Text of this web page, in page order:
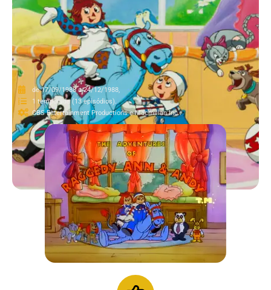
de 17/09/1988 a 24/12/1988,
1 temporada (13 episódios).
CBS Entertainment Productions e Macmillan Inc..